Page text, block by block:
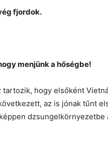
fjordok.
menjünk a hőségbe!
hogy elsőként
az is jónak tűnt